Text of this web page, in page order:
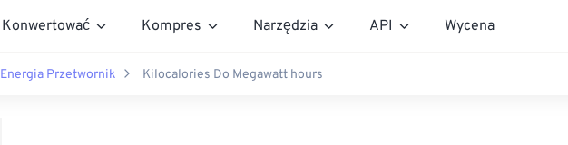
Konwertować Kompres Narzędzia API Wycena
Energia Przetwornik Kilocalories Do Megawatt hours